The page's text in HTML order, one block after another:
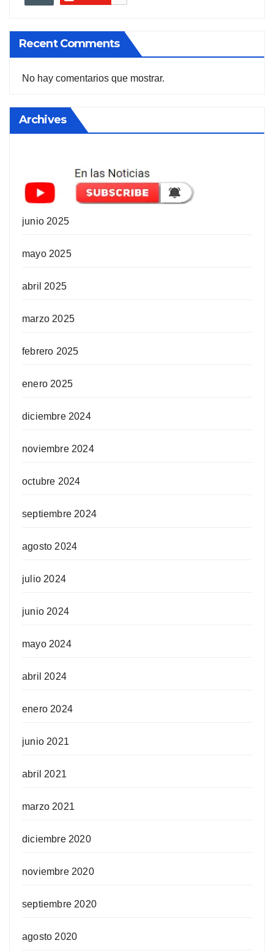
Recent Comments
No hay comentarios que mostrar.
Archives
junio 2025
mayo 2025
abril 2025
marzo 2025
febrero 2025
enero 2025
diciembre 2024
noviembre 2024
octubre 2024
septiembre 2024
agosto 2024
julio 2024
junio 2024
mayo 2024
abril 2024
enero 2024
junio 2021
abril 2021
marzo 2021
diciembre 2020
noviembre 2020
septiembre 2020
agosto 2020